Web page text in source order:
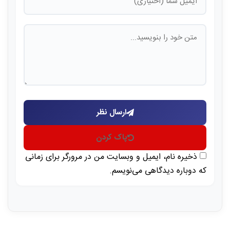
ارسال نظر
پاک کردن
ذخیره نام، ایمیل و وبسایت من در مرورگر برای زمانی
که دوباره دیدگاهی می‌نویسم.